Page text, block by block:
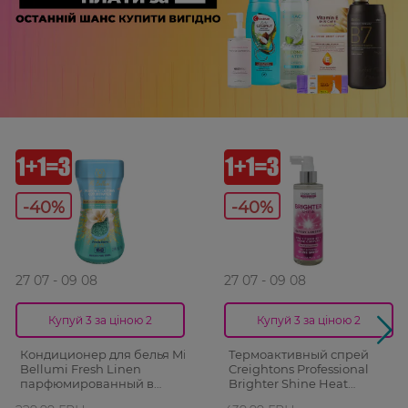
-40%
27 07 - 09 08
Купуй 3 за ціною 2
Кондиционер для белья Mi
Bellumi Fresh Linen
парфюмированный в
-40%
27 07 - 09 08
Купуй 3 за ціною 2
Термоактивный спрей
Creightons Professional
Brighter Shine Heat